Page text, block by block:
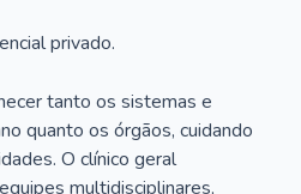
privado.
tanto os sistemas e
quanto os órgãos, cuidando
O clínico geral
multidisciplinares,